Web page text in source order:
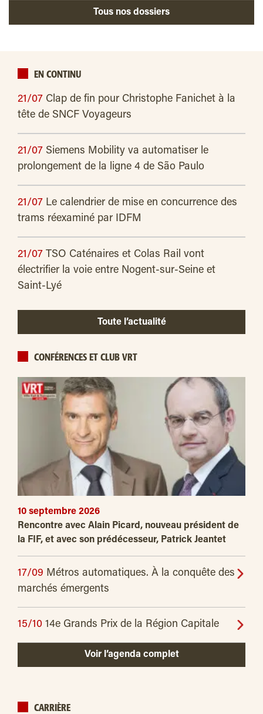
Tous nos dossiers
EN CONTINU
21/07 Clap de fin pour Christophe Fanichet à la
tête de SNCF Voyageurs
21/07 Siemens Mobility va automatiser le
prolongement de la ligne 4 de São Paulo
21/07 Le calendrier de mise en concurrence des
trams réexaminé par IDFM
21/07 TSO Caténaires et Colas Rail vont
électrifier la voie entre Nogent-sur-Seine et
Saint-Lyé
Toute l’actualité
CONFÉRENCES ET CLUB VRT
10 septembre 2026
Rencontre avec Alain Picard, nouveau président de
la FIF, et avec son prédécesseur, Patrick Jeantet
17/09 Métros automatiques. À la conquête des
marchés émergents
15/10 14e Grands Prix de la Région Capitale
Voir l’agenda complet
CARRIÈRE